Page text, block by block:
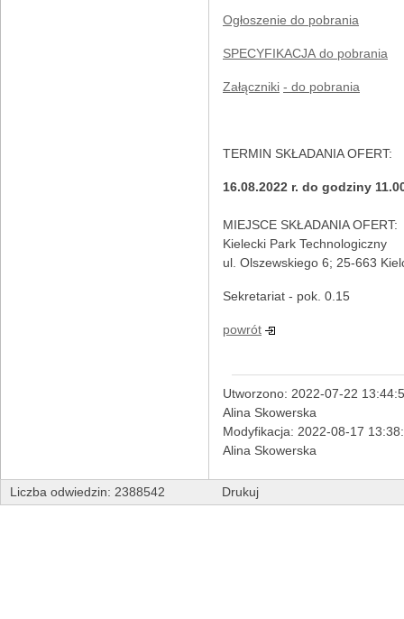
Ogłoszenie do pobrania
SPECYFIKACJA do pobrania
Załączniki - do pobrania
TERMIN SKŁADANIA OFERT:
16.08.2022 r. do godziny
MIEJSCE SKŁADANIA OFERT:
Kielecki Park Technologiczny
ul. Olszewskiego 6; 25-663
Sekretariat - pok. 0.15
powrót
Utworzono: 2022-07-22
Alina Skowerska
Modyfikacja: 2022-08-17
Alina Skowerska
Liczba odwiedzin: 2388542 Drukuj